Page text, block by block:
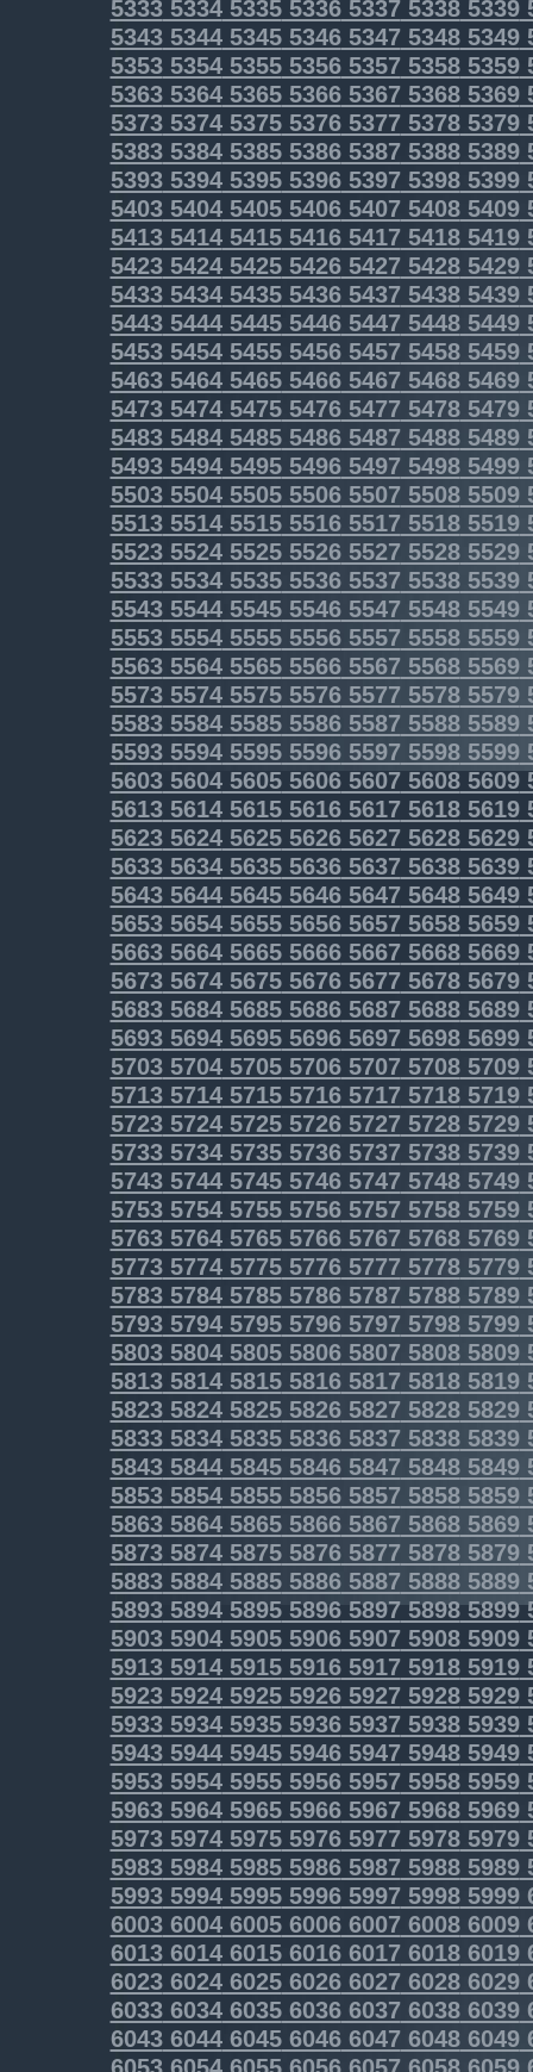
5333533453355336533753385339
5343534453455346534753485349
5353535453555356535753585359
5363536453655366536753685369
5373537453755376537753785379
5383538453855386538753885389
5393539453955396539753985399
5403540454055406540754085409
5413541454155416541754185419
5423542454255426542754285429
5433543454355436543754385439
5443544454455446544754485449
5453545454555456545754585459
5463546454655466546754685469
54735474547554765477 54785479
54835484548554865487 54885489
54935494549554965497 54985499
55035504550555065507 55085509
55135514551555165517 55185519
5523552455255526552755285529
55335534553555365537 55385539
55435544554555465547 55485549
55535554555555565557 55585559
55635564556555665567 55685569
55735574557555765577 55785579
55835584558555865587 55885589
55935594559555965597 55985599
5603560456055606560756085609
5613561456155616561756185619
5623562456255626562756285629
5633563456355636563756385639
5643564456455646564756485649
5653565456555656565756585659
5663566456655666566756685669
5673567456755676567756785679
5683568456855686568756885689
5693569456955696569756985699
5703570457055706570757085709
5713571457155716571757185719
5723572457255726572757285729
5733573457355736573757385739
5743574457455746574757485749
5753575457555756575757585759
57635764576557665767 57685769
5773577457755776577757785779
57835784578557865787 57885789
57935794579557965797 57985799
58035804580558065807 58085809
5813581458155816581758185819
58235824582558265827 58285829
58335834583558365837 58385839
58435844584558465847 58485849
58535854585558565857 58585859
58635864586558665867 58685869
58735874587558765877 58785879
58835884588558865887 58885889
5893589458955896589758985899
5903590459055906590759085909
5913591459155916591759185919
5923592459255926592759285929
5933593459355936593759385939
5943594459455946594759485949
5953595459555956595759585959
5963596459655966596759685969
5973597459755976597759785979
5983598459855986598759885989
5993599459955996599759985999
6003600460056006600760086009
6013601460156016601760186019
6023602460256026602760286029
6033603460356036603760386039
6043604460456046604760486049